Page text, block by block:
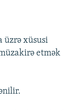
üzrə xüsusi
etmək